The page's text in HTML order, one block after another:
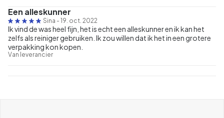
Een alleskunner
Sina - 19. oct. 2022
Ik vind de was heel fijn, het is echt een alleskunner en ik kan het
zelfs als reiniger gebruiken. Ik zou willen dat ik het in een grotere
verpakking kon kopen.
Van leverancier